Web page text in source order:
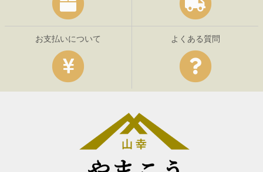
お支払いについて よくある質問